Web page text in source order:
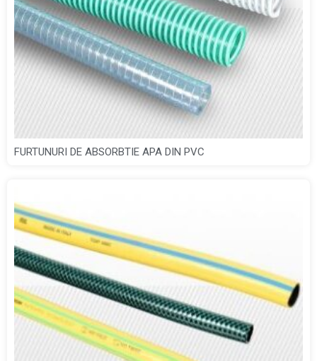
FURTUNURI DE ABSORBTIE APA DIN PVC